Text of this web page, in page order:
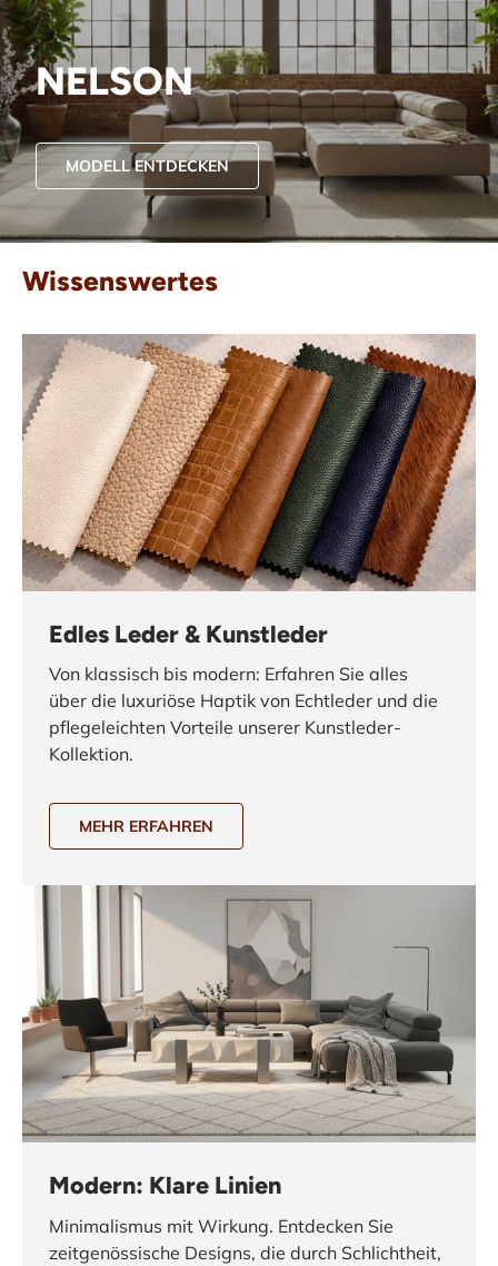
NELSON
MODELL ENTDECKEN
Wissenswertes
Edles Leder & Kunstleder
Von klassisch bis modern: Erfahren Sie alles
über die luxuriöse Haptik von Echtleder und die
pflegeleichten Vorteile unserer Kunstleder-
Kollektion.
MEHR ERFAHREN
Modern: Klare Linien
Minimalismus mit Wirkung. Entdecken Sie
zeitgenössische Designs, die durch Schlichtheit,